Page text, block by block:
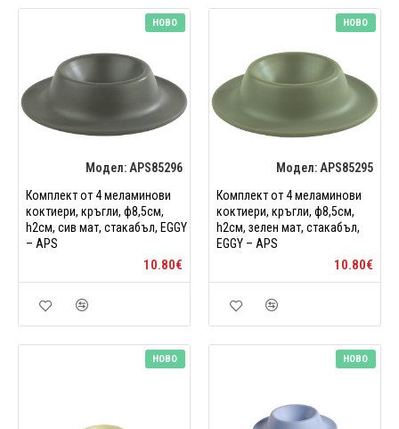
НОВО
Модел: APS85296
Комплект от 4 меламинови
коктиери, кръгли, ф8,5см,
h2см, сив мат, стакабъл, EGGY
– APS
10.80€
НОВО
Модел: APS85295
Комплект от 4 меламинови
коктиери, кръгли, ф8,5см,
h2см, зелен мат, стакабъл,
EGGY – APS
10.80€
НОВО НОВО